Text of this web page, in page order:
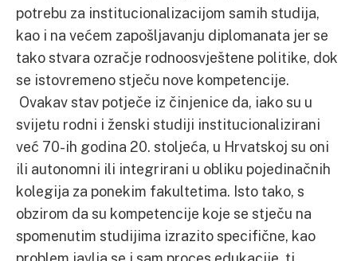
potrebu za institucionalizacijom samih studija,
kao i na većem zapošljavanju diplomanata jer se
tako stvara ozračje rodnoosvještene politike, dok
se istovremeno stječu nove kompetencije.
Ovakav stav potječe iz činjenice da, iako su u
svijetu rodni i ženski studiji institucionalizirani
već 70-ih godina 20. stoljeća, u Hrvatskoj su oni
ili autonomni ili integrirani u obliku pojedinačnih
kolegija za ponekim fakultetima. Isto tako, s
obzirom da su kompetencije koje se stječu na
spomenutim studijima izrazito specifične, kao